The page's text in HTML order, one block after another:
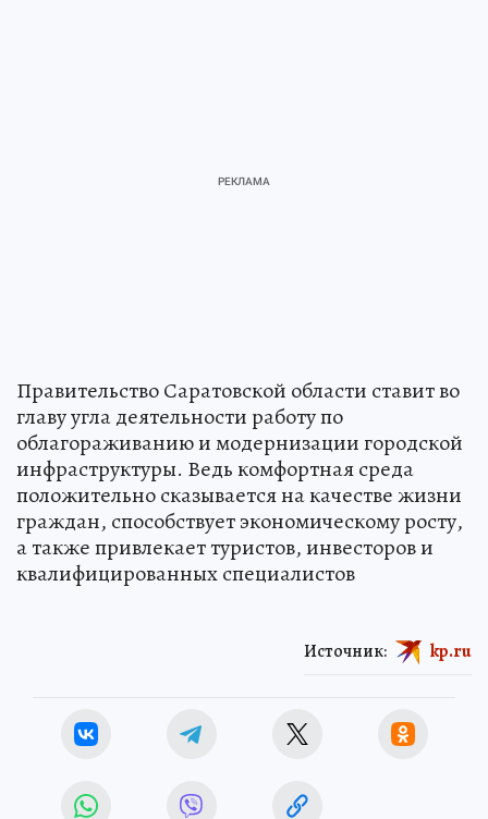
Правительство Саратовской области ставит во
главу угла деятельности работу по
облагораживанию и модернизации городской
инфраструктуры. Ведь комфортная среда
положительно сказывается на качестве жизни
граждан, способствует экономическому росту,
а также привлекает туристов, инвесторов и
квалифицированных специалистов
Источник: kp.ru